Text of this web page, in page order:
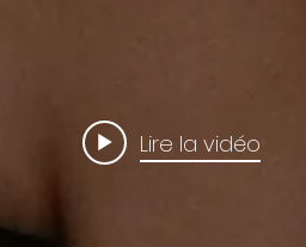
Lire la vidéo